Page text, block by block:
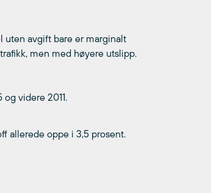
uten avgift bare er marginalt
men med høyere utslipp.
videre 2011.
allerede oppe i 3,5 prosent.